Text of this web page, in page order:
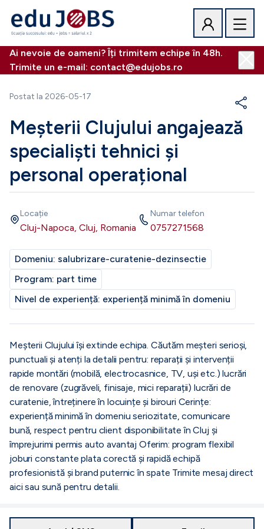
Ai nevoie de oameni? Îți trimitem echipe în 48h.
Trimite un e-mail: contact@edujobs.ro
Postat la 2026-05-17
Meșterii Clujului angajează
specialiști tehnici și
personal operațional
Locație
Cluj-Napoca, Cluj, Romania
Numar telefon
0757271568
Domeniu: salubrizare-curatenie-dezinsectie
Program: part time
Nivel de experiență: experiență minimă în domeniu
Meșterii Clujului își extinde echipa. Căutăm meșteri serioși,
punctuali și atenți la detalii pentru: reparații și intervenții
rapide montări (mobilă, electrocasnice, TV, uși etc.) lucrări
de renovare (zugrăveli, finisaje, mici reparații) lucrări de
curatenie, întreținere în locuințe și birouri Cerințe:
experiență minimă în domeniu seriozitate, comunicare
bună, respect pentru client disponibilitate în Cluj și
împrejurimi permis auto avantaj Oferim: program flexibil
joburi constante plata corectă și rapidă echipă
profesionistă și brand puternic în spate Trimite mesaj direct
aici sau sună pentru detalii.
Anunțuri similare